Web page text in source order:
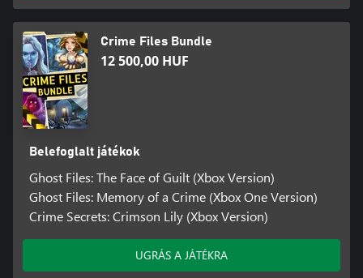
Crime Files Bundle
12 500,00 HUF
Belefoglalt játékok
Ghost Files: The Face of Guilt (Xbox Version)
Ghost Files: Memory of a Crime (Xbox One Version)
Crime Secrets: Crimson Lily (Xbox Version)
UGRÁS A JÁTÉKRA